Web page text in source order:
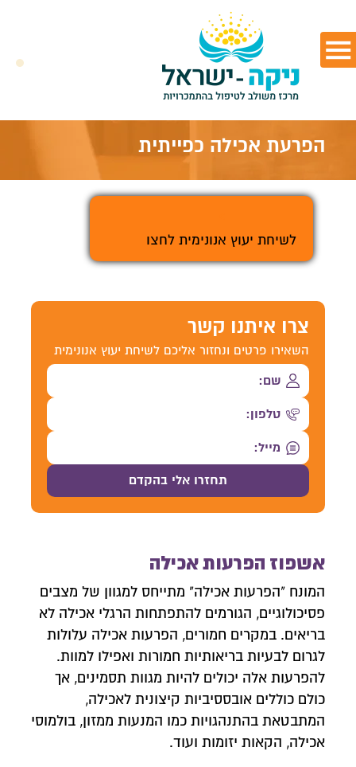
הפרעת אכילה כפייתית
לשיחת יעוץ אנונימית לחצו
צרו איתנו קשר
השאירו פרטים ונחזור אליכם לשיחת יעוץ אנונימית
אשפוז הפרעות אכילה
המונח "הפרעות אכילה" מתייחס למגוון של מצבים
פסיכולוגיים, הגורמים להתפתחות הרגלי אכילה לא
בריאים. במקרים חמורים, הפרעות אכילה עלולות
לגרום לבעיות בריאותיות חמורות ואפילו למוות.
להפרעות אלה יכולים להיות מגוות תסמינים, אך
כולם כוללים אובססיביות קיצונית לאכילה,
המתבטאת בהתנהגויות כמו המנעות ממזון, בולמוסי
אכילה, הקאות יזומות ועוד.